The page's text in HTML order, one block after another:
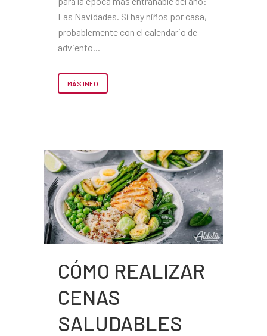
Las Navidades. Si hay niños por casa,
probablemente con el calendario de
adviento...
MÁS INFO
CÓMO REALIZAR
CENAS
SALUDABLES